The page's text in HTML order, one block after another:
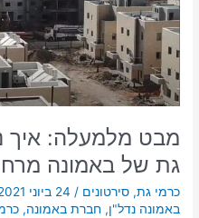
מבט מלמעלה: איך
גת של באמונה
כרמי גת,סירטונים / 24 ביוני 2021
באמונה נדל"ן,חברת באמונה,
כרמי
גת
של
באמונה
מרחפן?